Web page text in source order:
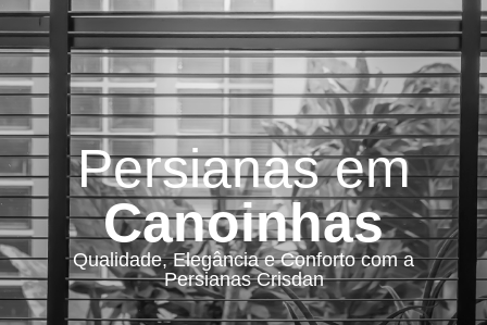
Persianas em
Canoinhas
Qualidade, Elegância e Conforto com a
Persianas Crisdan